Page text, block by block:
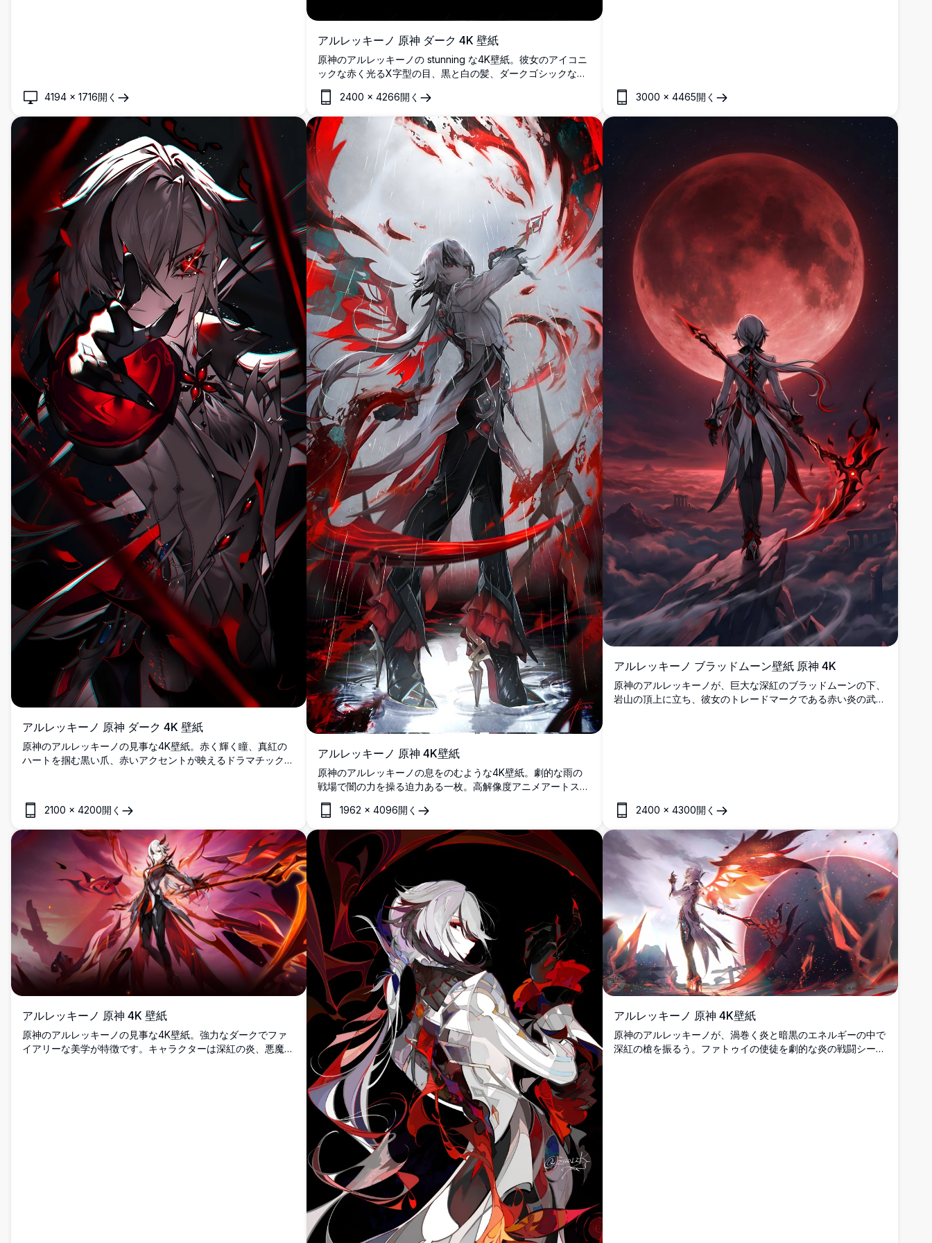
4194 × 1716開く
アルレッキーノ 原神 ダーク 4K 壁紙
原神のアルレッキーノの stunning な4K壁紙。彼女のアイコニ
ックな赤く光るX字型の目、黒と白の髪、ダークゴシックな美
学が特徴です。ゲームファンに最適な高解像度壁紙。
2400 ×4266開く 3000 × 4465開く
アルレッキーノ 原神 ダーク 4K 壁紙
原神のアルレッキーノの見事な4K壁紙。赤く輝く瞳、真紅の
ハートを掴む黒い爪、赤いアクセントが映えるドラマチックな
2100 × 4200開く
アルレッキーノ 原神 4K壁紙
原神のアルレッキーノの息をのむような4K壁紙。劇的な雨の
戦場で闇の力を操る迫力ある一枚。高解像度アニメアートスタ
イルで、この強烈なキャラクターを赤いダイナミックなエネル
ギーが渦巻くように包んでいます。
1962 ×4096開く
アルレッキーノ ブラッドムーン壁紙 原神 4K
原神のアルレッキーノが、巨大な深紅のブラッドムーンの下、
岩山の頂上に立ち、彼女のトレードマークである赤い炎の武器
2400 × 4300開く
アルレッキーノ 原神 4K 壁紙
原神のアルレッキーノの見事な4K壁紙。強力なダークでファ
イアリーな美学が特徴です。キャラクターは深紅の炎、悪魔の
アルレッキーノ 原神 4K壁紙
原神のアルレッキーノが、渦巻く炎と暗黒のエネルギーの中で
深紅の槍を振るう。ファトゥイの使徒を劇的な炎の戦闘シーン